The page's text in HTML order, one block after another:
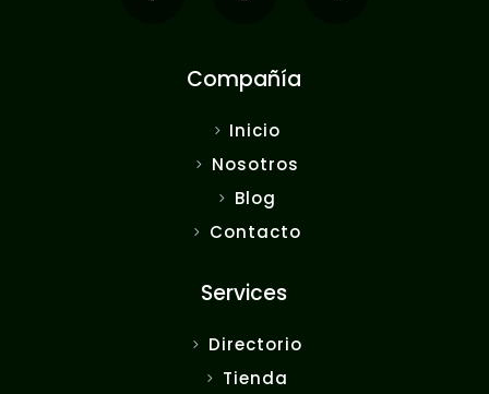
Compañía
Inicio
Nosotros
Blog
Contacto
Services
Directorio
Tienda